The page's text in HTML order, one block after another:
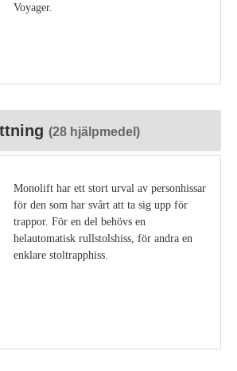
Voyager.
(28 hjälpmedel)
Monolift har ett stort urval av personhissar
för den som har svårt att ta sig upp för
trappor. För en del behövs en
helautomatisk rullstolshiss, för andra en
enklare stoltrapphiss.